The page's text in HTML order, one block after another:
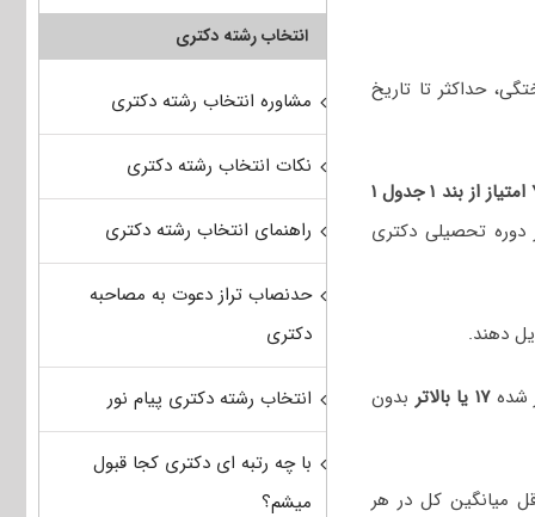
آموختگی، حداکثر تا تاریخ
۱
دوره تحصیلی دکتری
دهند.
شده ۱۷ یا بالاتر بدون
میانگین کل در هر
انتخاب رشته دکتری
مشاوره انتخاب رشته دکتری
نکات انتخاب رشته دکتری
راهنمای انتخاب رشته دکتری
حدنصاب تراز دعوت به مصاحبه
دکتری
انتخاب رشته دکتری پیام نور
با چه رتبه ای دکتری کجا قبول
میشم؟